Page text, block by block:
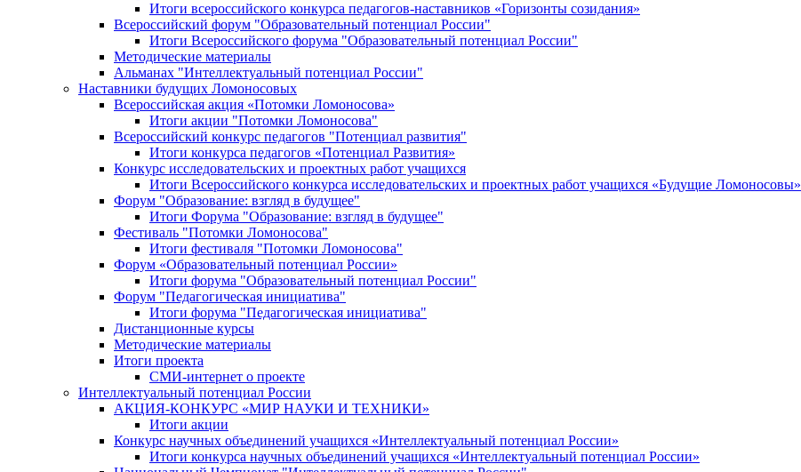
Итоги всероссийского конкурса педагогов-наставников «Горизонты созидания»
Всероссийский форум "Образовательный потенциал России"
Итоги Всероссийского форума "Образовательный потенциал России"
Методические материалы
Альманах "Интеллектуальный потенциал России"
Наставники будущих Ломоносовых
Всероссийская акция «Потомки Ломоносова»
Итоги акции "Потомки Ломоносова"
Всероссийский конкурс педагогов "Потенциал развития"
Итоги конкурса педагогов «Потенциал Развития»
Конкурс исследовательских и проектных работ учащихся
Итоги Всероссийского конкурса исследовательских и проектных работ учащихся «Будущие Ломоносовы»
Форум "Образование: взгляд в будущее"
Итоги Форума "Образование: взгляд в будущее"
Фестиваль "Потомки Ломоносова"
Итоги фестиваля "Потомки Ломоносова"
Форум «Образовательный потенциал России»
Итоги форума "Образовательный потенциал России"
Форум "Педагогическая инициатива"
Итоги форума "Педагогическая инициатива"
Дистанционные курсы
Методические материалы
Итоги проекта
СМИ-интернет о проекте
Интеллектуальный потенциал России
АКЦИЯ-КОНКУРС «МИР НАУКИ И ТЕХНИКИ»
Итоги акции
Конкурс научных объединений учащихся «Интеллектуальный потенциал России»
Итоги конкурса научных объединений учащихся «Интеллектуальный потенциал России»